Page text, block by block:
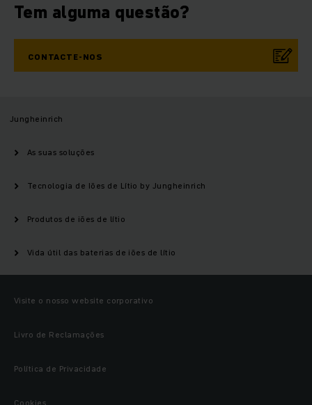
Tem alguma questão?
CONTACTE-NOS
Jungheinrich
As suas soluções
Tecnologia de Iões de Lítio by Jungheinrich
Produtos de iões de lítio
Vida útil das baterias de iões de lítio
Visite o nosso website corporativo
Livro de Reclamações
Política de Privacidade